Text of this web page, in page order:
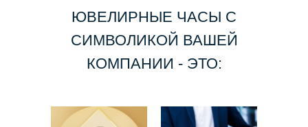
ЮВЕЛИРНЫЕ ЧАСЫ С
СИМВОЛИКОЙ ВАШЕЙ
КОМПАНИИ - ЭТО: